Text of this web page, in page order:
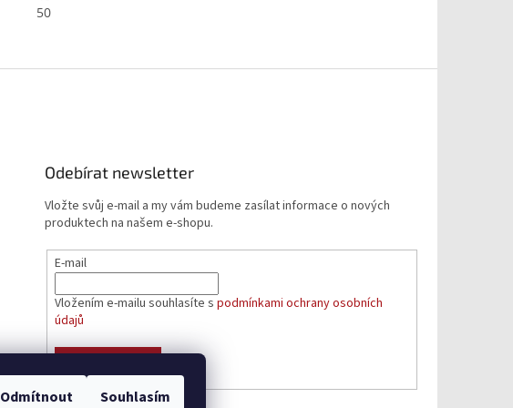
Odmítnout Souhlasím
50
Odebírat newsletter
Vložte svůj e-mail a my vám budeme zasílat informace o nových
produktech na našem e-shopu.
E-mail
Vložením e-mailu souhlasíte spodmínkami ochrany osobních
údajů